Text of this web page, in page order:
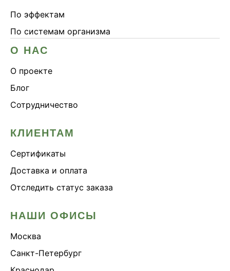
По эффектам
По системам организма
О НАС
О проекте
Блог
Сотрудничество
КЛИЕНТАМ
Сертификаты
Доставка и оплата
Отследить статус заказа
НАШИ ОФИСЫ
Москва
Санкт-Петербург